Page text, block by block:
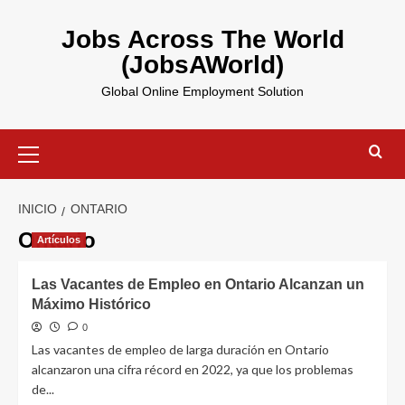
Jobs Across The World
(JobsAWorld)
Global Online Employment Solution
principal
INICIO ONTARIO
Ontario
Artículos
Las Vacantes de Empleo en Ontario Alcanzan un
Máximo Histórico
0
Las vacantes de empleo de larga duración en Ontario
alcanzaron una cifra récord en 2022, ya que los problemas
de...